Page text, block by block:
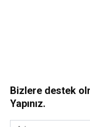
Bizlere destek
Yapınız.